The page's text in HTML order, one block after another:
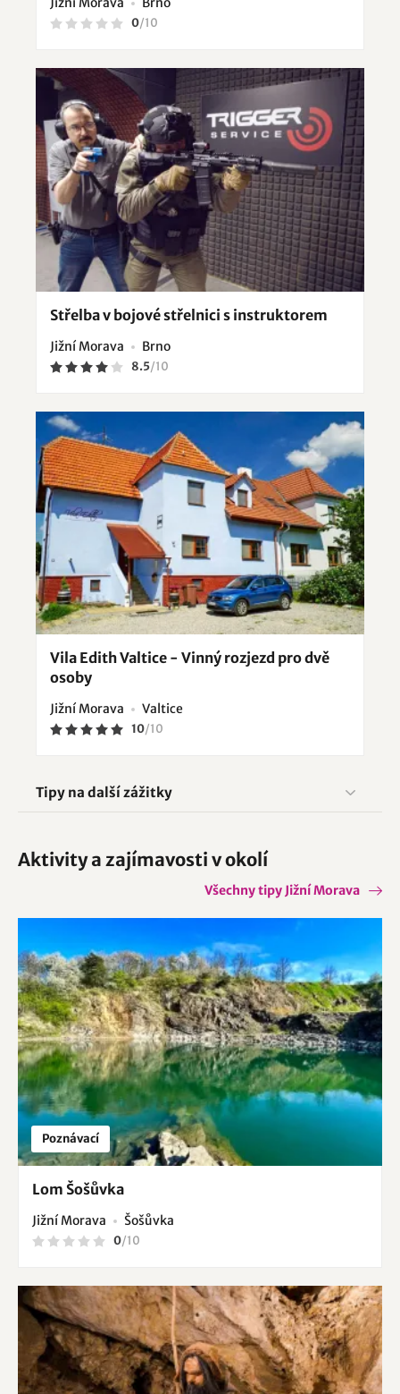
0/10
Střelba v bojové střelnici s instruktorem
Jižní Morava Brno
8.5/10
Vila Edith Valtice - Vinný rozjezd pro dvě
osoby
Jižní Morava Valtice
10/10
Tipy na další zážitky
Aktivity a zajímavosti v okolí
Všechny tipy Jižní Morava
Poznávací
Lom Šošůvka
Jižní Morava Šošůvka
0/10